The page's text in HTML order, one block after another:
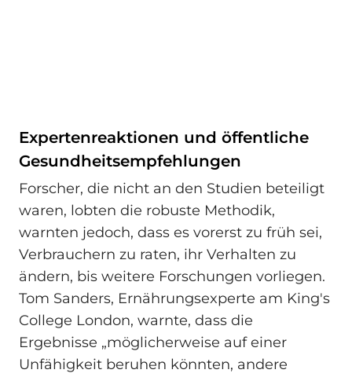
Expertenreaktionen und öffentliche
Gesundheitsempfehlungen
Forscher, die nicht an den Studien beteiligt
waren, lobten die robuste Methodik,
warnten jedoch, dass es vorerst zu früh sei,
Verbrauchern zu raten, ihr Verhalten zu
ändern, bis weitere Forschungen vorliegen.
Tom Sanders, Ernährungsexperte am King's
College London, warnte, dass die
Ergebnisse „möglicherweise auf einer
Unfähigkeit beruhen könnten, andere